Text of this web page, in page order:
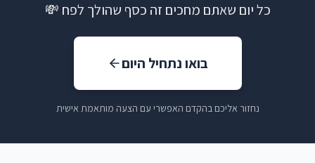
כל יום שאתם מחכים זה כסף שהולך לפח 💸
בואו נתחיל היום
נחזור אליכם בהקדם האפשרי עם הצעה מותאמת אישית